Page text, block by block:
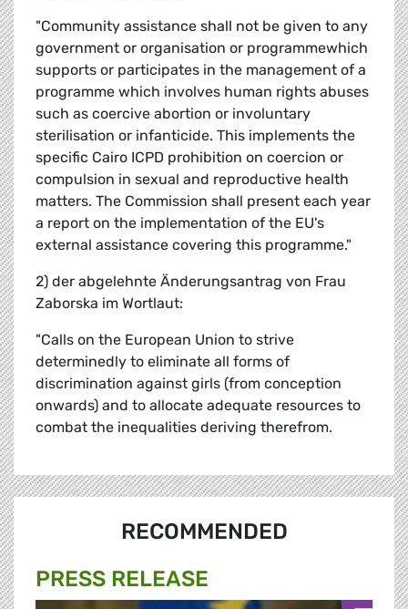
"Community assistance shall not be given to any
government or organisation or programmewhich
supports or participates in the management of a
programme which involves human rights abuses
such as coercive abortion or involuntary
sterilisation or infanticide. This implements the
specific Cairo ICPD prohibition on coercion or
compulsion in sexual and reproductive health
matters. The Commission shall present each year
a report on the implementation of the EU's
external assistance covering this programme."
2) der abgelehnte Änderungsantrag von Frau
Zaborska im Wortlaut:
"Calls on the European Union to strive
determinedly to eliminate all forms of
discrimination against girls (from conception
onwards) and to allocate adequate resources to
combat the inequalities deriving therefrom.
RECOMMENDED
PRESS RELEASE